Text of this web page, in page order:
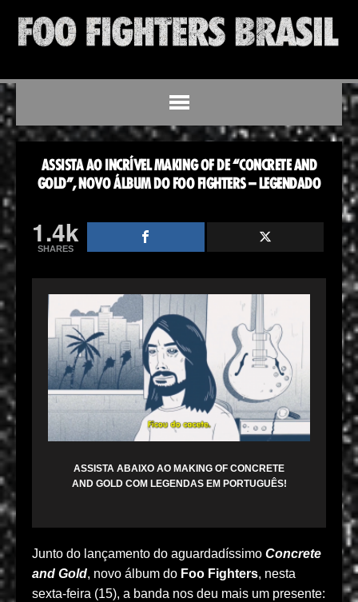
ASSISTA AO INCRÍVEL MAKING OF DE “CONCRETE AND
GOLD”, NOVO ÁLBUM DO FOO FIGHTERS – LEGENDADO
1.4k
SHARES
ASSISTA ABAIXO AO MAKING OF CONCRETE
AND GOLD COM LEGENDAS EM PORTUGUÊS!
Junto do lançamento do aguardadíssimo Concrete
and Gold, novo álbum do Foo Fighters, nesta
sexta-feira (15), a banda nos deu mais um presente: